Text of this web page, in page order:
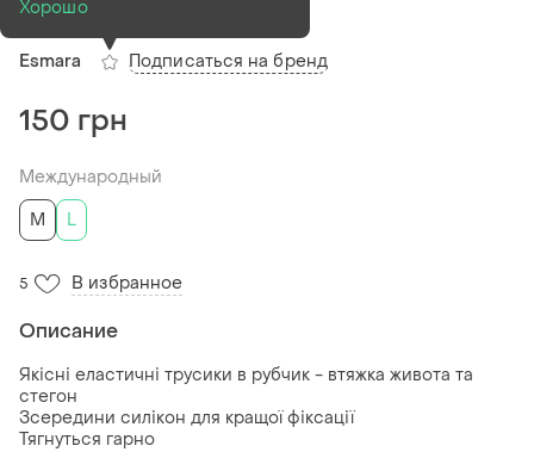
полоскою esmara
Esmara
Хорошо
Подписаться на бренд
150 грн
Международный
M
L
5 В избранное
Описание
Якісні еластичні трусики в рубчик - втяжка живота та
стегон
Зсередини силікон для кращої фіксації
Тягнуться гарно